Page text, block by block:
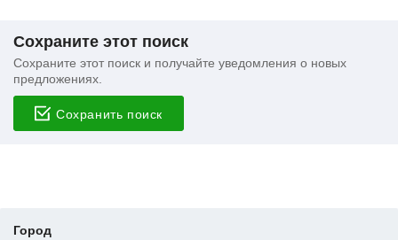
Город
Сохраните этот поиск
Сохраните этот поиск и получайте уведомления о новых
предложениях.
Сохранить поиск